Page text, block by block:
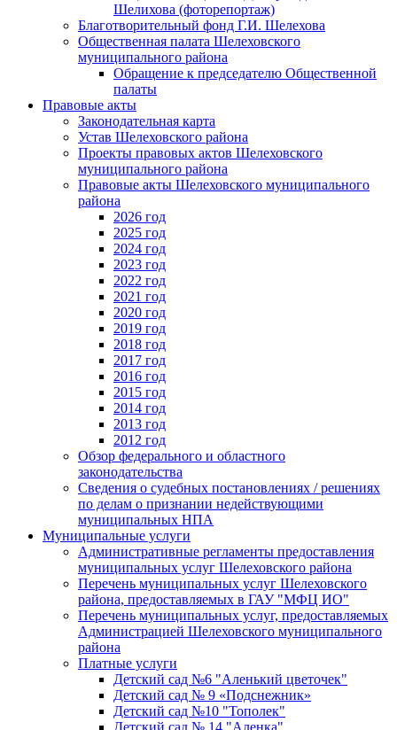
Шелихова (фоторепортаж)
Благотворительный фонд Г.И. Шелехова
Общественная палата Шелеховского
муниципального района
Обращение к председателю Общественной
палаты
Правовые акты
Законодательная карта
Устав Шелеховского района
Проекты правовых актов Шелеховского
муниципального района
Правовые акты Шелеховского муниципального
района
2026 год
2025 год
2024 год
2023 год
2022 год
2021 год
2020 год
2019 год
2018 год
2017 год
2016 год
2015 год
2014 год
2013 год
2012 год
Обзор федерального и областного
законодательства
Сведения о судебных постановлениях / решениях
по делам о признании недействующими
муниципальных НПА
Муниципальные услуги
Административные регламенты предоставления
муниципальных услуг Шелеховского района
Перечень муниципальных услуг Шелеховского
района, предоставляемых в ГАУ "МФЦ ИО"
Перечень муниципальных услуг, предоставляемых
Администрацией Шелеховского муниципального
района
Платные услуги
Детский сад №6 "Аленький цветочек"
Детский сад № 9 «Подснежник»
Детский сад №10 "Тополек"
Детский сад № 14 "Аленка"